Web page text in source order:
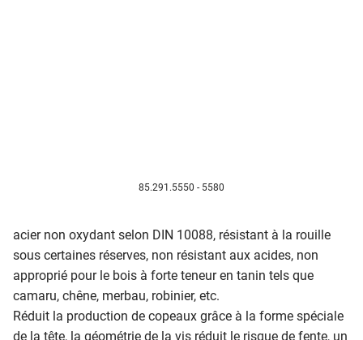
85.291.5550 - 5580
acier non oxydant selon DIN 10088, résistant à la rouille
sous certaines réserves, non résistant aux acides, non
approprié pour le bois à forte teneur en tanin tels que
camaru, chêne, merbau, robinier, etc.
Réduit la production de copeaux grâce à la forme spéciale
de la tête, la géométrie de la vis réduit le risque de fente, un